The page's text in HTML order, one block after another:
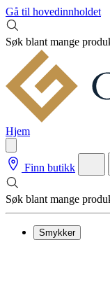
Gå til hovedinnholdet
Søk blant mange
Hjem
Finn butikk
Søk blant mange
Smykker